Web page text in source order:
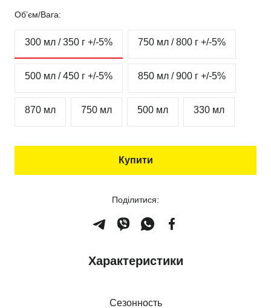
Об’єм/Вага:
300 мл / 350 г +/-5% 750 мл / 800 г +/-5%
500 мл / 450 г +/-5% 850 мл / 900 г +/-5%
870 мл 750 мл 500 мл 330 мл
Купити
Поділитися:
Характеристики
Сезонность